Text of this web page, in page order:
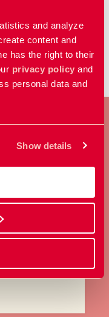
and analyze
content and
has the right to their
privacy policy and
personal data and
Show details
från
och
... grupper,
att du
i
samtycke,
Som
101
rätt att
och